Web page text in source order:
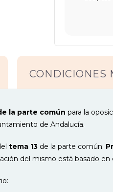
CONDICIONES
la parte común para la
de Andalucía.
tema 13 de la parte común:
del mismo está basado